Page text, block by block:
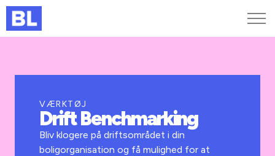
Kurser og arrangementer
Jobportalen
VÆRKTØJ
Drift Benchmarking
Bliv klogere på driftsområdet i din
boligorganisation og få mulighed for at